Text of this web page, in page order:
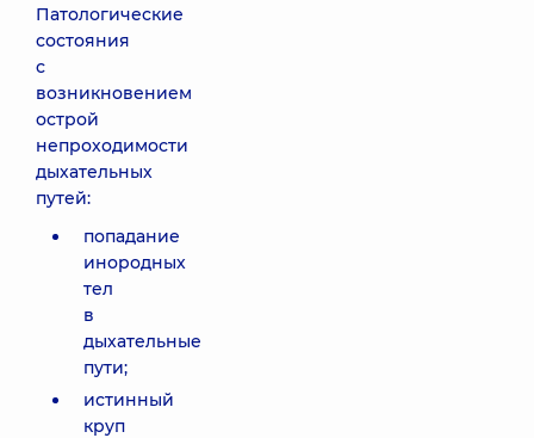
Патологические
состояния
с
возникновением
острой
непроходимости
дыхательных
путей:
попадание
инородных
тел
в
дыхательные
пути;
истинный
круп